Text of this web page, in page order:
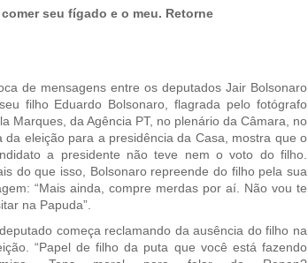
seu fígado e o meu. Retorne
de mensagens entre os deputados Jair Bolsonaro
filho Eduardo Bolsonaro, flagrada pelo fotógrafo
Marques, da Agência PT, no plenário da Câmara, no
da eleição para a presidência da Casa, mostra que o
a presidente não teve nem o voto do filho.
do que isso, Bolsonaro repreende do filho pela sua
“Mais ainda, compre merdas por aí. Não vou te
na Papuda”.
começa reclamando da ausência do filho na
“Papel de filho da puta que você está fazendo